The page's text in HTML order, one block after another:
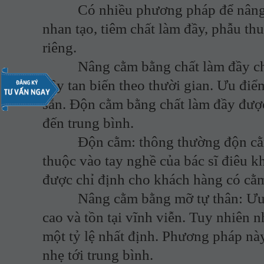
Có nhiều phương pháp để nâng
nhan tạo, tiêm chất làm đầy, phẫu
riêng.
Nâng cằm bằng chất làm đầy
đầy tan biến theo thười gian. Ưu
sẵn. Độn cằm bằng chất làm đầy
đến trung bình.
Độn cằm: thông thường độn
thuộc vào tay nghề của bác sĩ điêu
được chỉ định cho khách hàng có
Nâng cằm bằng mỡ tự thân: Ưu
cao và tồn tại vĩnh viễn. Tuy nhiên
một tỷ lệ nhất định. Phương pháp
nhẹ tới trung bình.